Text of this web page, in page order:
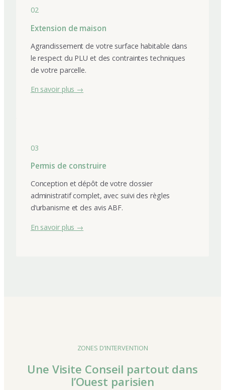
02
Extension de maison
Agrandissement de votre surface habitable dans
le respect du PLU et des contraintes techniques
de votre parcelle.
En savoir plus →
03
Permis de construire
Conception et dépôt de votre dossier
administratif complet, avec suivi des règles
d’urbanisme et des avis ABF.
En savoir plus →
ZONES D’INTERVENTION
Une Visite Conseil partout dans
l’Ouest parisien